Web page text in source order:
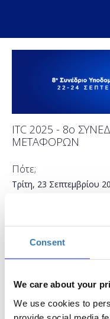
Consent
We care about your
We use cookies to
ITC 2025 - 8o
ΜΕΤΑΦΟΡΩΝ
Πότε;
Τρίτη, 23 Σεπτεμβρίου
Μέγαρο Διεθνές
Εγγραφή Η